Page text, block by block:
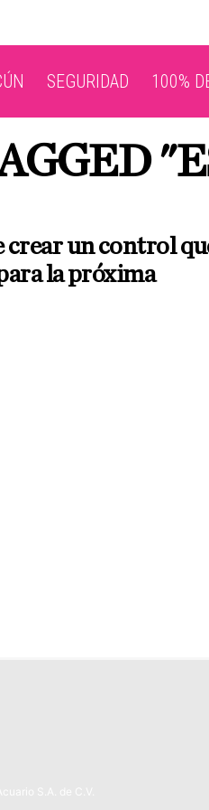
SEGURIDAD 100%
un control
la próxima